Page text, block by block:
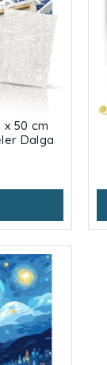
x 50 cm
Dalga